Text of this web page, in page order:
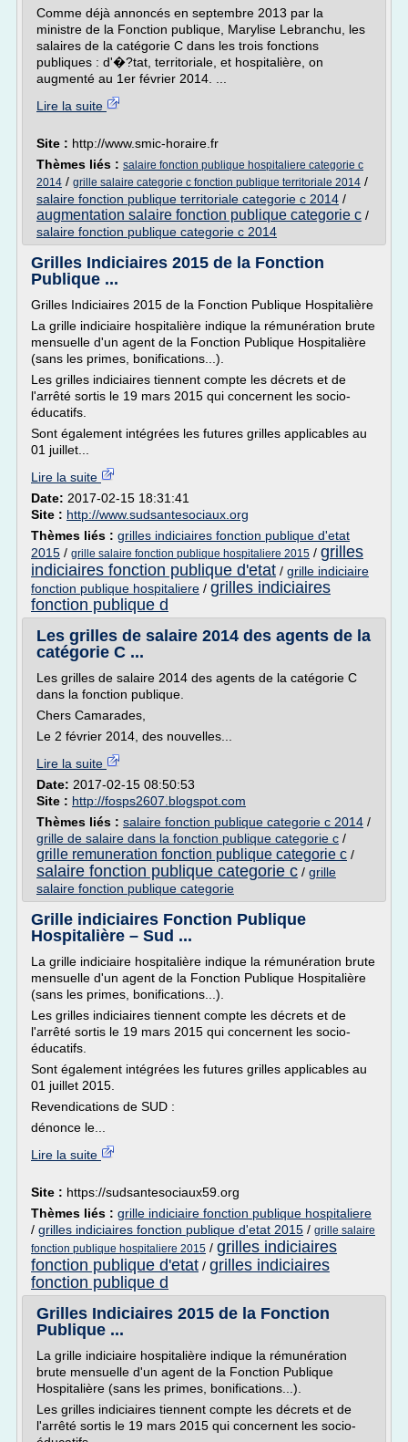
Comme déjà annoncés en septembre 2013 par la
ministre de la Fonction publique, Marylise Lebranchu, les
salaires de la catégorie C dans les trois fonctions
publiques : d'�?tat, territoriale, et hospitalière, on
augmenté au 1er février 2014. ...
Lire la suite
Site : http://www.smic-horaire.fr
Thèmes liés : salaire fonction publique hospitaliere categorie c
2014 / grille salaire categorie c fonction publique territoriale 2014 /
salaire fonction publique territoriale categorie c 2014 /
augmentation salaire fonction publique categorie c /
salaire fonction publique categorie c 2014
Grilles Indiciaires 2015 de la Fonction
Publique ...
Grilles Indiciaires 2015 de la Fonction Publique Hospitalière
La grille indiciaire hospitalière indique la rémunération brute
mensuelle d'un agent de la Fonction Publique Hospitalière
(sans les primes, bonifications...).
Les grilles indiciaires tiennent compte les décrets et de
l'arrêté sortis le 19 mars 2015 qui concernent les socio-
éducatifs.
Sont également intégrées les futures grilles applicables au
01 juillet...
Lire la suite
Date: 2017-02-15 18:31:41
Site : http://www.sudsantesociaux.org
Thèmes liés : grilles indiciaires fonction publique d'etat
2015 / grille salaire fonction publique hospitaliere 2015 / grilles
indiciaires fonction publique d'etat / grille indiciaire
fonction publique hospitaliere / grilles indiciaires
fonction publique d
Les grilles de salaire 2014 des agents de la
catégorie C ...
Les grilles de salaire 2014 des agents de la catégorie C
dans la fonction publique.
Chers Camarades,
Le 2 février 2014, des nouvelles...
Lire la suite
Date: 2017-02-15 08:50:53
Site : http://fosps2607.blogspot.com
Thèmes liés : salaire fonction publique categorie c 2014 /
grille de salaire dans la fonction publique categorie c /
grille remuneration fonction publique categorie c /
salaire fonction publique categorie c / grille
salaire fonction publique categorie
Grille indiciaires Fonction Publique
Hospitalière – Sud ...
La grille indiciaire hospitalière indique la rémunération brute
mensuelle d'un agent de la Fonction Publique Hospitalière
(sans les primes, bonifications...).
Les grilles indiciaires tiennent compte les décrets et de
l'arrêté sortis le 19 mars 2015 qui concernent les socio-
éducatifs.
Sont également intégrées les futures grilles applicables au
01 juillet 2015.
Revendications de SUD :
dénonce le...
Lire la suite
Site : https://sudsantesociaux59.org
Thèmes liés : grille indiciaire fonction publique hospitaliere
/ grilles indiciaires fonction publique d'etat 2015 / grille salaire
fonction publique hospitaliere 2015 / grilles indiciaires
fonction publique d'etat / grilles indiciaires
fonction publique d
Grilles Indiciaires 2015 de la Fonction
Publique ...
La grille indiciaire hospitalière indique la rémunération
brute mensuelle d'un agent de la Fonction Publique
Hospitalière (sans les primes, bonifications...).
Les grilles indiciaires tiennent compte les décrets et de
l'arrêté sortis le 19 mars 2015 qui concernent les socio-